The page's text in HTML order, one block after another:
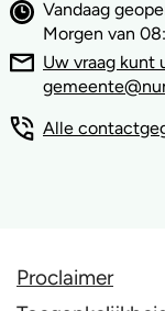
Vandaag
Morgen van
Uw vraag kunt
Alle
Proclaimer